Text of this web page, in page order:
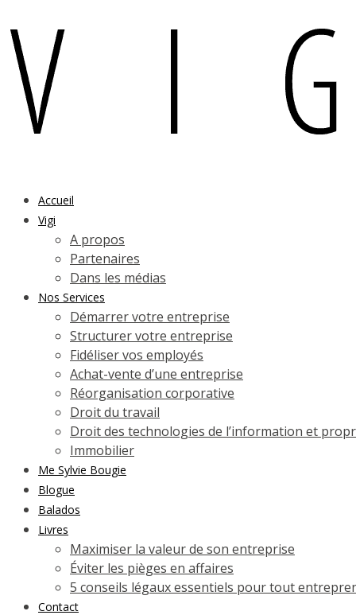
Accueil
Vigi
A propos
Partenaires
Dans les médias
Nos Services
Démarrer votre entreprise
Structurer votre entreprise
Fidéliser vos employés
Achat-vente d’une entreprise
Réorganisation corporative
Droit du travail
Droit des technologies de l’information et
Immobilier
Me Sylvie Bougie
Blogue
Balados
Livres
Maximiser la valeur de son entreprise
Éviter les pièges en affaires
5 conseils légaux essentiels pour tout
Contact